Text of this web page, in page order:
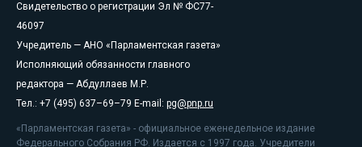
Свидетельство о регистрации Эл № ФС77-
46097
Учредитель — АНО «Парламентская газета»
Исполняющий обязанности главного
редактора — Абдуллаев М.Р.
Тел.: +7 (495) 637–69–79 E-mail: pg@pnp.ru
«Парламентская газета» - официальное еженедельное издание
Федерального Собрания РФ. Издается с 1997 года. Учредители